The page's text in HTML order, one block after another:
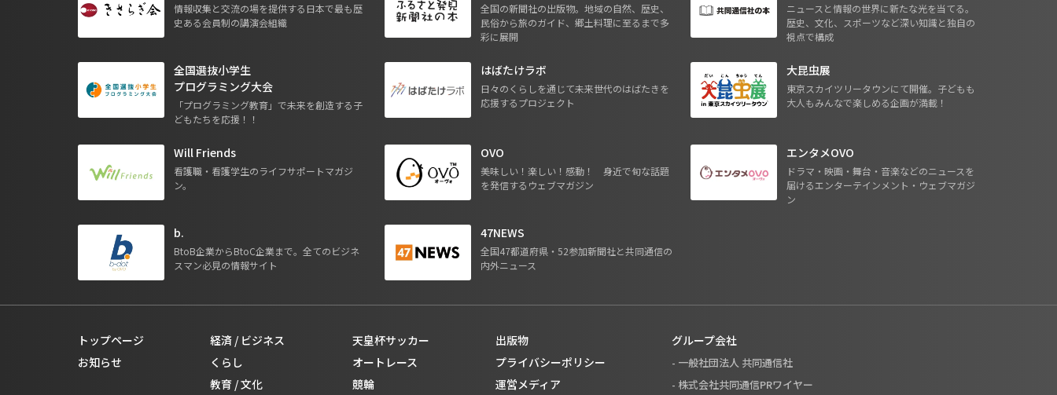
情報収集と交流の場を提供する日本で最も歴
史ある会員制の講演会組織
全国の新聞社の出版物。地域の自然、歴史、
民俗から旅のガイド、郷土料理に至るまで多
彩に展開
ニュースと情報の世界に新たな光を当てる。
歴史、文化、スポーツなど深い知識と独自の
視点で構成
全国選抜小学生
プログラミング大会
「プログラミング教育」で未来を創造する子
どもたちを応援！！
はばたけラボ
日々のくらしを通じて未来世代のはばたきを
応援するプロジェクト
大昆虫展
東京スカイツリータウンにて開催。子どもも
大人もみんなで楽しめる企画が満載！
Will Friends
看護職・看護学生のライフサポートマガジ
ン。
OVO
美味しい！楽しい！感動！ 身近で旬な話題
を発信するウェブマガジン
エンタメOVO
ドラマ・映画・舞台・音楽などのニュースを
届けるエンターテインメント・ウェブマガジ
ン
b.
BtoB企業からBtoC企業まで。全てのビジネ
スマン必見の情報サイト
47NEWS
全国47都道府県・52参加新聞社と共同通信の
内外ニュース
トップページ
お知らせ
経済 / ビジネス
くらし
教育 / 文化
天皇杯サッカー
オートレース
競輪
出版物
プライバシーポリシー
運営メディア
グループ会社
- 一般社団法人 共同通信社
- 株式会社共同通信PRワイヤー